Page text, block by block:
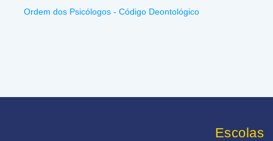
Ordem dos Psicólogos - Código Deontológico
Escolas